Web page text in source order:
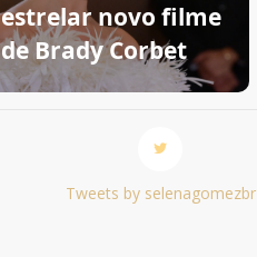
estrelar novo filme
de Brady Corbet
Tweets by selenagomezbr